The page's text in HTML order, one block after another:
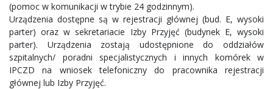
(pomoc w komunikacji w trybie 24 godzinnym).
Urządzenia dostępne są w rejestracji głównej (bud. E, wysoki
parter) oraz w sekretariacie Izby Przyjęć (budynek E, wysoki
parter). Urządzenia zostają udostępnione do oddziałów
szpitalnych/ poradni specjalistycznych i innych komórek w
IPCZD na wniosek telefoniczny do pracownika rejestracji
głównej lub Izby Przyjęć.